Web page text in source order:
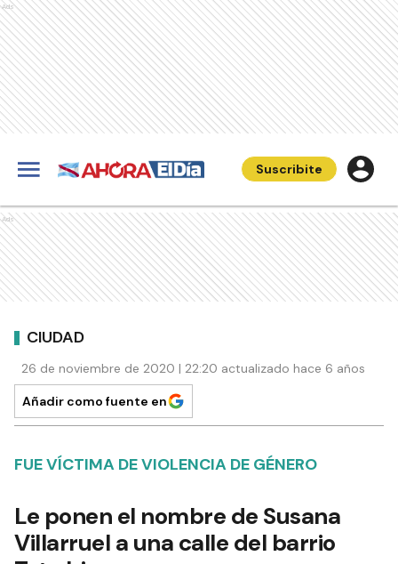
Ads
Suscribite
Ads
CIUDAD
26 de noviembre de 2020 | 22:20 actualizado hace 6 años
Añadir como fuente en
FUE VÍCTIMA DE VIOLENCIA DE GÉNERO
Le ponen el nombre de Susana
Villarruel a una calle del barrio